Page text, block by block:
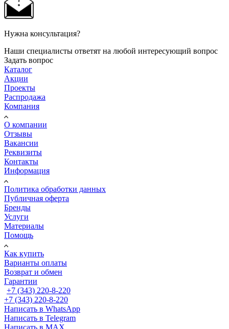
Нужна консультация?
Наши специалисты ответят на любой интересующий вопрос
Задать вопрос
Каталог
Акции
Проекты
Распродажа
Компания
О компании
Отзывы
Вакансии
Реквизиты
Контакты
Информация
Политика обработки данных
Публичная оферта
Бренды
Услуги
Материалы
Помощь
Как купить
Варианты оплаты
Возврат и обмен
Гарантии
+7 (343) 220-8-220
+7 (343) 220-8-220
Написать в WhatsApp
Написать в Telegram
Написать в MAX